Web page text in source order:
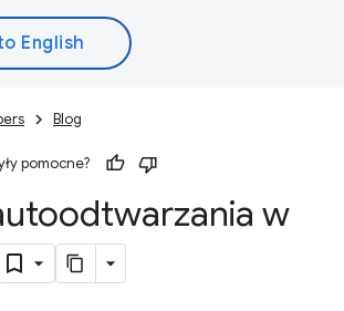
Blog
pomocne?
w